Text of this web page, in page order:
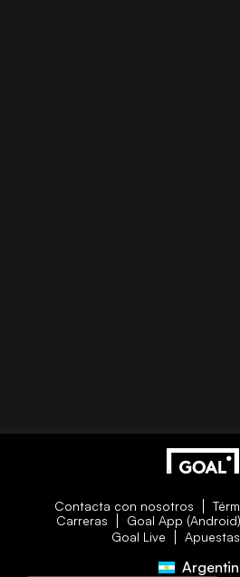
Contacta con nosotros
Carreras
Goal App (Android)
Goal Live
Apuestas